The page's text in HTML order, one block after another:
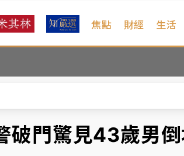
焦點 財經 生活
抽獎程序複雜 觀旅局回應了
諒向法院聲請遭駁 理由曝光
約開賣一度塞車 周六起展出延長至晚上
成功 今重開羈押庭
破門驚見43歲男